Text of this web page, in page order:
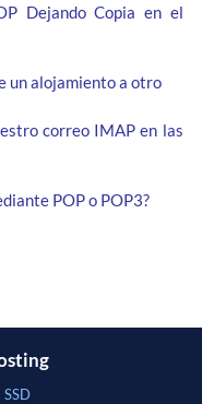
Dejando Copia en el
un alojamiento a otro
correo IMAP en las
POP o POP3?
SSD